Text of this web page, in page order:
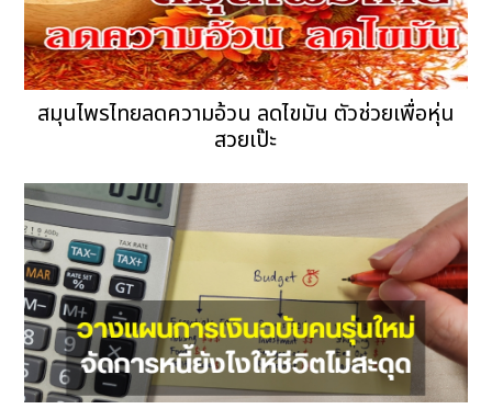
สมุนไพรไทยลดความอ้วน ลดไขมัน ตัวช่วยเพื่อหุ่น
สวยเป๊ะ